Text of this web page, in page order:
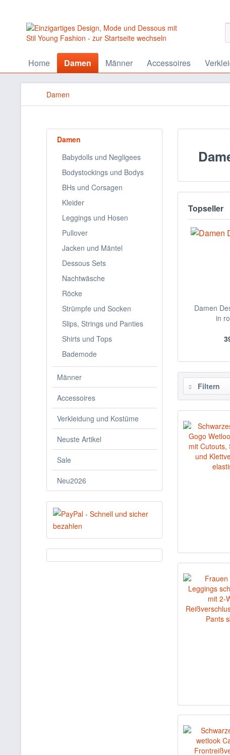
Home Damen Männer Accessoires
Damen
Damen
Babydolls und Negligees
Bodystockings und Bodys
BHs und Corsagen
Kleider
Leggings und Hosen
Pullover
Jacken und Mäntel
Dessous Sets
Nachtwäsche
Röcke
Strümpfe und Socken
Slips, Strings und Panties
Shirts und Tops
Bademode
Männer
Accessoires
Verkleidung und Kostüme
Neuste Artikel
Sale
Neu2026
Topseller
Damen
in
Filtern